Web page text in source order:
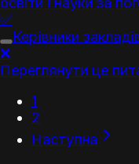
✅
Керівники
❌
Переглянути це
1
2
Наступна